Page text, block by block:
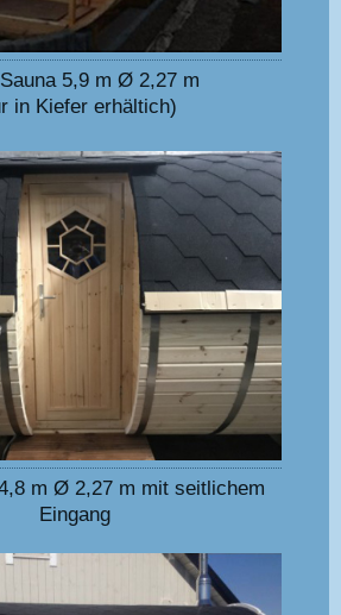
5,9 m Ø 2,27 m
in Kiefer erhältich)
m Ø 2,27 m mit seitlichem
Eingang